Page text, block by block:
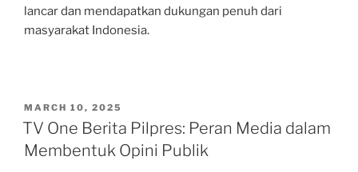
lancar dan mendapatkan dukungan penuh dari
masyarakat Indonesia.
POSTED
ON
MARCH 10, 2025
TV One Berita Pilpres: Peran Media dalam
Membentuk Opini Publik